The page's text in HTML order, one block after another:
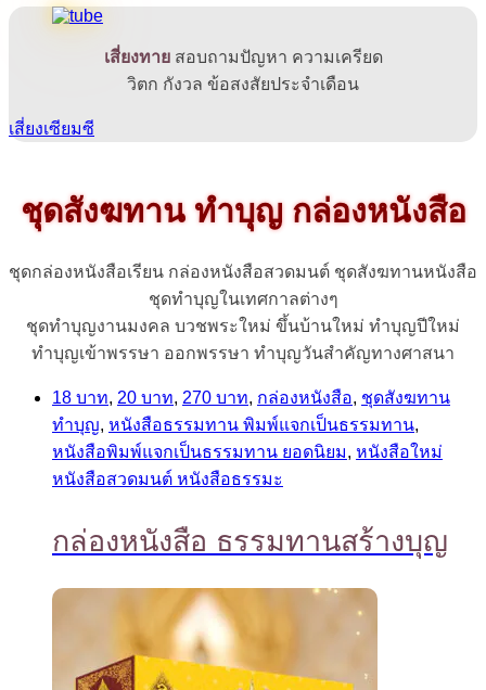
เสี่ยงทาย สอบถามปัญหา ความเครียด
วิตก กังวล ข้อสงสัยประจำเดือน
เสี่ยงเซียมซี
ชุดสังฆทาน ทำบุญ กล่องหนังสือ
ชุดกล่องหนังสือเรียน กล่องหนังสือสวดมนต์ ชุดสังฆทานหนังสือ
ชุดทำบุญในเทศกาลต่างๆ
ชุดทำบุญงานมงคล บวชพระใหม่ ขึ้นบ้านใหม่ ทำบุญปีใหม่
ทำบุญเข้าพรรษา ออกพรรษา ทำบุญวันสำคัญทางศาสนา
18 บาท, 20 บาท, 270 บาท, กล่องหนังสือ, ชุดสังฆทาน
ทำบุญ, หนังสือธรรมทาน พิมพ์แจกเป็นธรรมทาน,
หนังสือพิมพ์แจกเป็นธรรมทาน ยอดนิยม, หนังสือใหม่
หนังสือสวดมนต์ หนังสือธรรมะ
กล่องหนังสือ ธรรมทานสร้างบุญ